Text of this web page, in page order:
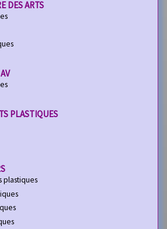
DES ARTS
PLASTIQUES
plastiques